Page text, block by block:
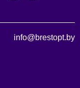
info@brestopt.by